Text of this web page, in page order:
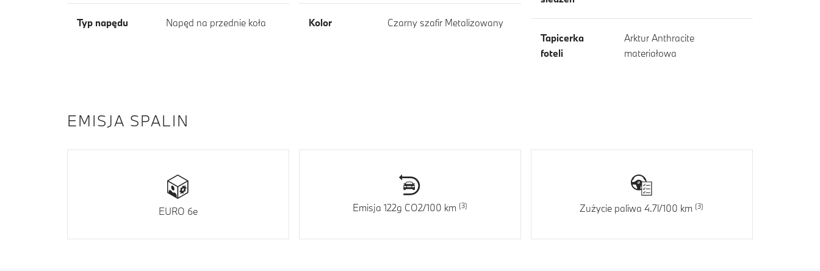
Typ napędu Napęd na przednie koła Kolor Czarny szafir Metalizowany
Tapicerka
foteli
Arktur Anthracite
materiałowa
EMISJA SPALIN
EURO 6e Emisja 122g CO2/100 km Zużycie paliwa 4.7l/100 km